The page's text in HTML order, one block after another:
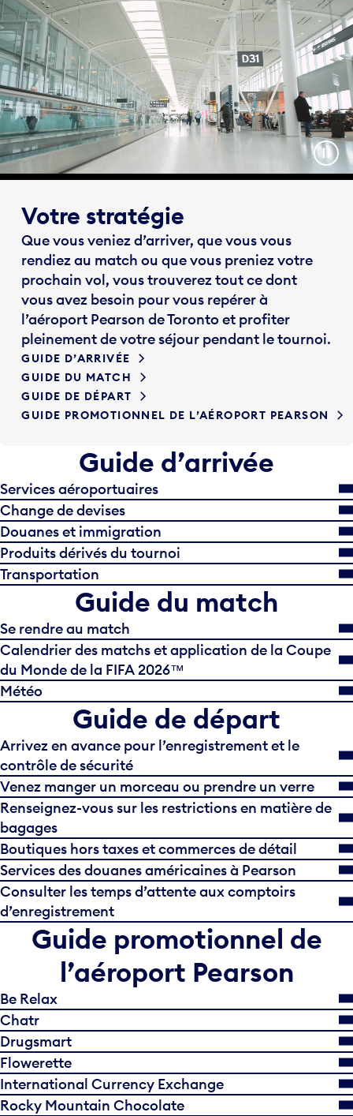
Votre stratégie
Que vous veniez d’arriver, que vous vous
rendiez au match ou que vous preniez votre
prochain vol, vous trouverez tout ce dont
vous avez besoin pour vous repérer à
l’aéroport Pearson de Toronto et profiter
pleinement de votre séjour pendant le tournoi.
GUIDE D’ARRIVÉE
GUIDE DU MATCH
GUIDE DE DÉPART
GUIDE PROMOTIONNEL DE L’AÉROPORT PEARSON
Guide d’arrivée
Services aéroportuaires
Change de devises
Douanes et immigration
Produits dérivés du tournoi
Transportation
Guide du match
Se rendre au match
Calendrier des matchs et application de la Coupe
du Monde de la FIFA 2026™
Météo
Guide de départ
Arrivez en avance pour l’enregistrement et le
contrôle de sécurité
Venez manger un morceau ou prendre un verre
Renseignez-vous sur les restrictions en matière de
bagages
Boutiques hors taxes et commerces de détail
Services des douanes américaines à Pearson
Consulter les temps d’attente aux comptoirs
d’enregistrement
Guide promotionnel de
l’aéroport Pearson
Be Relax
Chatr
Drugsmart
Flowerette
International Currency Exchange
Rocky Mountain Chocolate